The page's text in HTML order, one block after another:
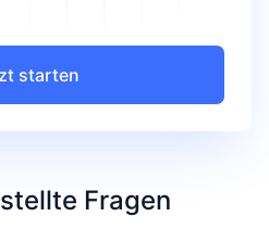
starten
Fragen